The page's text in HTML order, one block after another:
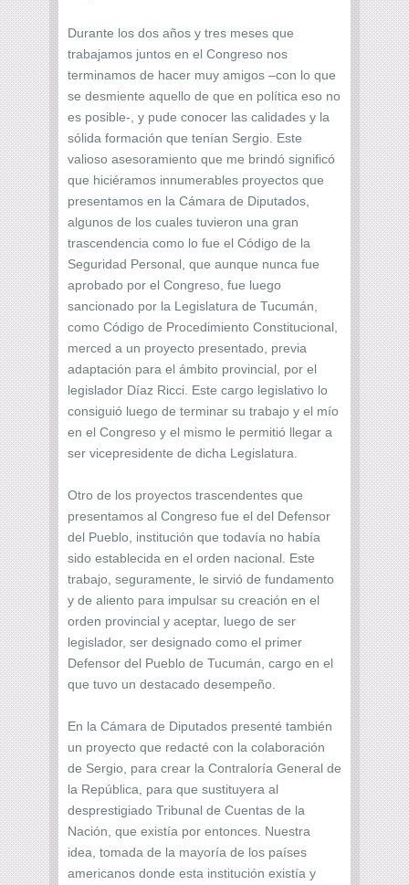
Durante los dos años y tres meses que
trabajamos juntos en el Congreso nos
terminamos de hacer muy amigos –con lo que
se desmiente aquello de que en política eso no
es posible-, y pude conocer las calidades y la
sólida formación que tenían Sergio. Este
valioso asesoramiento que me brindó significó
que hiciéramos innumerables proyectos que
presentamos en la Cámara de Diputados,
algunos de los cuales tuvieron una gran
trascendencia como lo fue el Código de la
Seguridad Personal, que aunque nunca fue
aprobado por el Congreso, fue luego
sancionado por la Legislatura de Tucumán,
como Código de Procedimiento Constitucional,
merced a un proyecto presentado, previa
adaptación para el ámbito provincial, por el
legislador Díaz Ricci. Este cargo legislativo lo
consiguió luego de terminar su trabajo y el mío
en el Congreso y el mismo le permitió llegar a
ser vicepresidente de dicha Legislatura.
Otro de los proyectos trascendentes que
presentamos al Congreso fue el del Defensor
del Pueblo, institución que todavía no había
sido establecida en el orden nacional. Este
trabajo, seguramente, le sirvió de fundamento
y de aliento para impulsar su creación en el
orden provincial y aceptar, luego de ser
legislador, ser designado como el primer
Defensor del Pueblo de Tucumán, cargo en el
que tuvo un destacado desempeño.
En la Cámara de Diputados presenté también
un proyecto que redacté con la colaboración
de Sergio, para crear la Contraloría General de
la República, para que sustituyera al
desprestigiado Tribunal de Cuentas de la
Nación, que existía por entonces. Nuestra
idea, tomada de la mayoría de los países
americanos donde esta institución existía y